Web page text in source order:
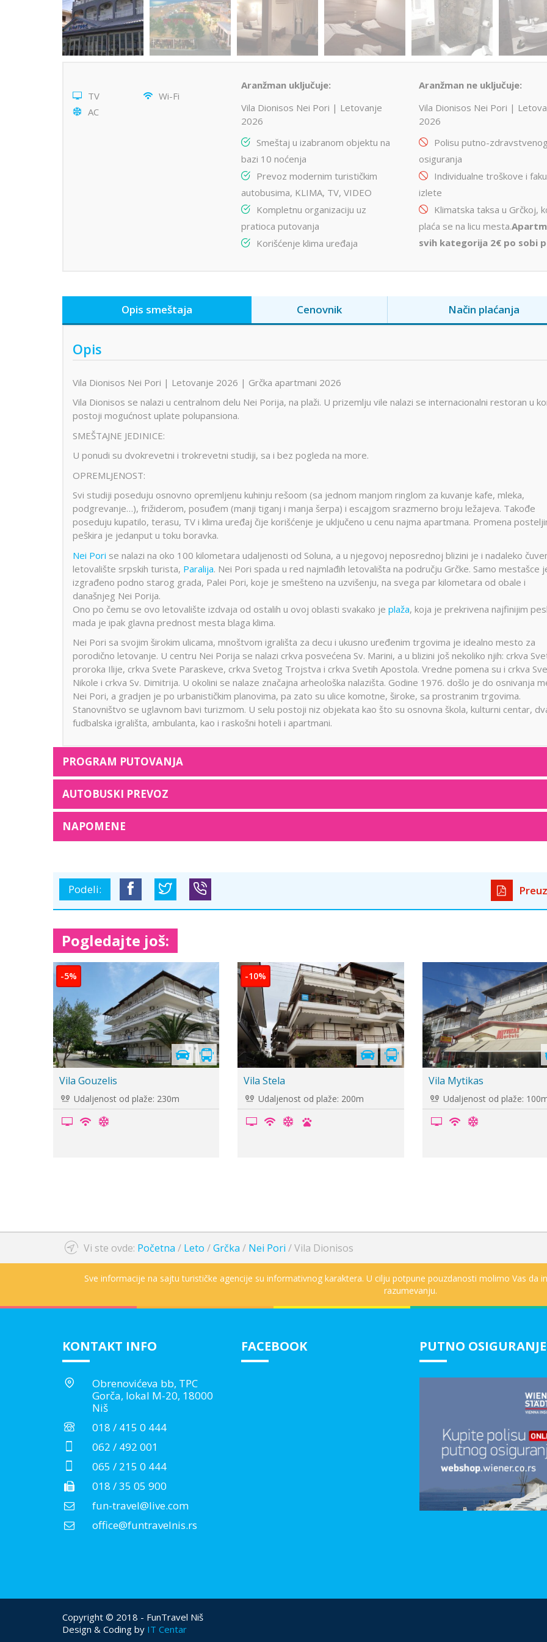
TV
Wi-Fi
AC
Aranžman uključuje:
Vila Dionisos Nei Pori | Letovanje
2026
Smeštaj u izabranom objektu na
bazi 10 noćenja
Prevoz modernim turističkim
autobusima, KLIMA, TV, VIDEO
Kompletnu organizaciju uz
pratioca putovanja
Korišćenje klima uređaja
Aranžman ne uključuje:
Vila Dionisos Nei Pori |
2026
Polisu putno-zdravstvenog
osiguranja
Individualne troškove i
izlete
Klimatska taksa u Grčkoj,
plaća se na licu mesta.
svih kategorija 2€ po sobi
Opis smeštaja Cenovnik Način plaćanja
Opis
Vila Dionisos Nei Pori | Letovanje 2026 | Grčka apartmani 2026
Vila Dionisos se nalazi u centralnom delu Nei Porija, na plaži. U prizemlju vile nalazi se internacionalni restoran u
postoji mogućnost uplate polupansiona.
SMEŠTAJNE JEDINICE:
U ponudi su dvokrevetni i trokrevetni studiji, sa i bez pogleda na more.
OPREMLJENOST:
Svi studiji poseduju osnovno opremljenu kuhinju rešoom (sa jednom manjom ringlom za kuvanje kafe, mleka,
podgrevanje…), frižiderom, posuđem (manji tiganj i manja šerpa) i escajgom srazmerno broju ležajeva. Takođe
poseduju kupatilo, terasu, TV i klima uređaj čije korišćenje je uključeno u cenu najma apartmana. Promena
peškira je jedanput u toku boravka.
Nei Pori se nalazi na oko 100 kilometara udaljenosti od Soluna, a u njegovoj neposrednoj blizini je i nadaleko
letovalište srpskih turista, Paralija. Nei Pori spada u red najmlađih letovališta na području Grčke. Samo mestašce
izgrađeno podno starog grada, Palei Pori, koje je smešteno na uzvišenju, na svega par kilometara od obale i
današnjeg Nei Porija.
Ono po čemu se ovo letovalište izdvaja od ostalih u ovoj oblasti svakako je plaža, koja je prekrivena najfinijim
mada je ipak glavna prednost mesta blaga klima.
Nei Pori sa svojim širokim ulicama, mnoštvom igrališta za decu i ukusno uređenim trgovima je idealno mesto za
porodično letovanje. U centru Nei Porija se nalazi crkva posvećena Sv. Marini, a u blizini još nekoliko njih: crkva
proroka Ilije, crkva Svete Paraskeve, crkva Svetog Trojstva i crkva Svetih Apostola. Vredne pomena su i crkva
Nikole i crkva Sv. Dimitrija. U okolini se nalaze značajna arheološka nalazišta. Godine 1976. došlo je do osnivanja
Nei Pori, a gradjen je po urbanističkim planovima, pa zato su ulice komotne, široke, sa prostranim trgovima.
Stanovništvo se uglavnom bavi turizmom. U selu postoji niz objekata kao što su osnovna škola, kulturni centar,
fudbalska igrališta, ambulanta, kao i raskošni hoteli i apartmani.
PROGRAM PUTOVANJA
AUTOBUSKI PREVOZ
NAPOMENE
Podeli:
Pogledajte još:
duplex
Vila Rania
Udaljenost od plaže: 50m
-20%
Vila Theodoros
Udaljenost od plaže: 100m
-5%
Vila Patrik i Natali
Udaljenost od plaže:
Vi ste ovde: Početna / Leto /Grčka / Nei Pori /Vila Dionisos
Sve informacije na sajtu turističke agencije su informativnog karaktera. U cilju potpune pouzdanosti molimo Vas da
razumevanju.
KONTAKT INFO
Obrenovićeva bb, TPC
Gorča, lokal M-20, 18000
Niš
018 / 415 0 444
062 / 492 001
065 / 215 0 444
018 / 35 05 900
fun-travel@live.com
office@funtravelnis.rs
FACEBOOK PUTNO OSIGURANJE
Copyright © 2018 - FunTravel Niš
Design & Coding by IT Centar